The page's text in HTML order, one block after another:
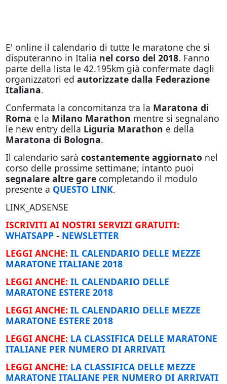
E' online il calendario di tutte le maratone che si
disputeranno in Italia nel corso del 2018. Fanno
parte della lista le 42.195km già confermate dagli
organizzatori ed autorizzate dalla Federazione
Italiana.
Confermata la concomitanza tra la Maratona di
Roma e la Milano Marathon mentre si segnalano
le new entry della Liguria Marathon e della
Maratona di Bologna.
Il calendario sarà costantemente aggiornato nel
corso delle prossime settimane; intanto puoi
segnalare altre garecompletando il modulo
presente a QUESTO LINK.
LINK_ADSENSE
ISCRIVITI AI NOSTRI SERVIZI GRATUITI:
WHATSAPP- NEWSLETTER
LEGGI ANCHE: IL CALENDARIO DELLE MEZZE
MARATONE ITALIANE 2018
LEGGI ANCHE: IL CALENDARIO DELLE
MARATONE ESTERE 2018
LEGGI ANCHE: IL CALENDARIO DELLE MEZZE
MARATONE ESTERE 2018
LEGGI ANCHE: LA CLASSIFICA DELLE MARATONE
ITALIANE PER NUMERO DI ARRIVATI
LEGGI ANCHE: LA CLASSIFICA DELLE MEZZE
MARATONE ITALIANE PER NUMERO DI ARRIVATI